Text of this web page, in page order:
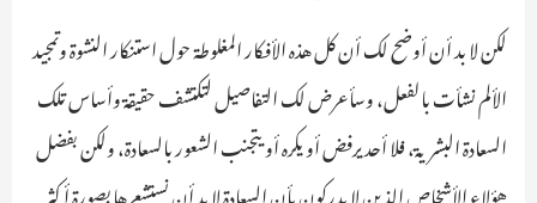
لكن لا بد أن أوضح لك أن كل هذه الأفكار المغلوطة حول استنكار النشوة وتمجيد
الألم نشأت بالفعل، وسأعرض لك التفاصيل لتكتشف حقيقة وأساس تلك
السعادة البشرية، فلا أحد يرفض أو يكره أو يتجنب الشعور بالسعادة، ولكن بفضل